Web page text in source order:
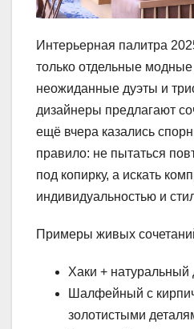
Интерьерная палитра
только отдельные модные
неожиданные дуэты и
дизайнеры предлагают
ещё вчера казались
правило: не пытаться
под копирку, а искать
индивидуальностью и
Примеры живых
Хаки + натуральный
Шалфейный с
золотистыми